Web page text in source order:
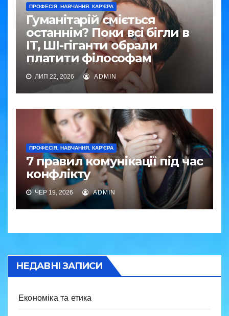
ПРОФЕСІЯ. НАВЧАННЯ. КАР'ЄРА
Гуманітарій сміється
останнім? Поки всі бігли в
IT, ШІ-гіганти обрали
платити філософам
ЛИП 22, 2026 ADMIN
ПРОФЕСІЯ. НАВЧАННЯ. КАР'ЄРА
7 правил комунікації під час
конфлікту
ЧЕР 19, 2026 ADMIN
НЕДАВНІ ЗАПИСИ
Економіка та етика